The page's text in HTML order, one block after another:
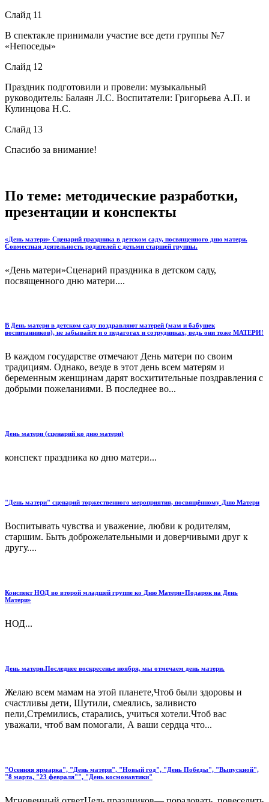
Слайд 11
В спектакле принимали участие все дети группы №7
«Непоседы»
Слайд 12
Праздник подготовили и провели: музыкальный
руководитель: Балаян Л.С. Воспитатели: Григорьева А.П. и
Кулинцова Н.С.
Слайд 13
Спасибо за внимание!
По теме: методические разработки,
презентации и конспекты
«День матери» Сценарий праздника в детском саду, посвященного дню матери.
Совместная деятельность родителей с детьми старшей группы.
«День матери»Сценарий праздника в детском саду,
посвященного дню матери....
В День матери в детском саду поздравляют матерей (мам и бабушек
воспитанников), не забывайте и о педагогах и сотрудниках, ведь они тоже МАТЕРИ!
В каждом государстве отмечают День матери по своим
традициям. Однако, везде в этот день всем матерям и
беременным женщинам дарят восхитительные поздравления с
добрыми пожеланиями. В последнее во...
День матери (сценарий ко дню матери)
конспект праздника ко дню матери...
"День матери" сценарий торжественного мероприятия, посвящённому Дню Матери
Воспитывать чувства и уважение, любви к родителям,
старшим. Быть доброжелательными и доверчивыми друг к
другу....
Конспект НОД во второй младшей группе ко Дню Матери«Подарок на День
Матери»
НОД...
День матери.Последнее воскресенье ноября, мы отмечаем день матери.
Желаю всем мамам на этой планете,Чтоб были здоровы и
счастливы дети, Шутили, смеялись, заливисто
пели,Стремились, старались, учиться хотели.Чтоб вас
уважали, чтоб вам помогали, А ваши сердца что...
"Осенняя ярмарка", "День матери", "Новый год", "День Победы", "Выпускной",
"8 марта, "23 февраля"", "День космонавтики"